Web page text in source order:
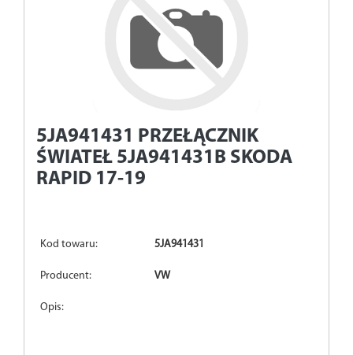
5JA941431 PRZEŁĄCZNIK
ŚWIATEŁ 5JA941431B SKODA
RAPID 17-19
Kod towaru: 5JA941431
Producent: VW
Opis: